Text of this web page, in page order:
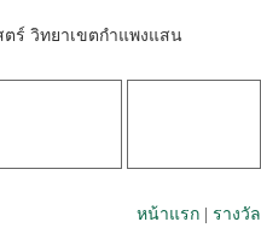
ร์ วิทยาเขตกำแพงแสน
หน้าแรก รางวัล